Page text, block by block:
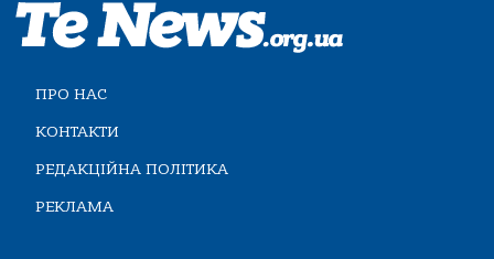
ПРО НАС
КОНТАКТИ
РЕДАКЦІЙНА ПОЛІТИКА
РЕКЛАМА